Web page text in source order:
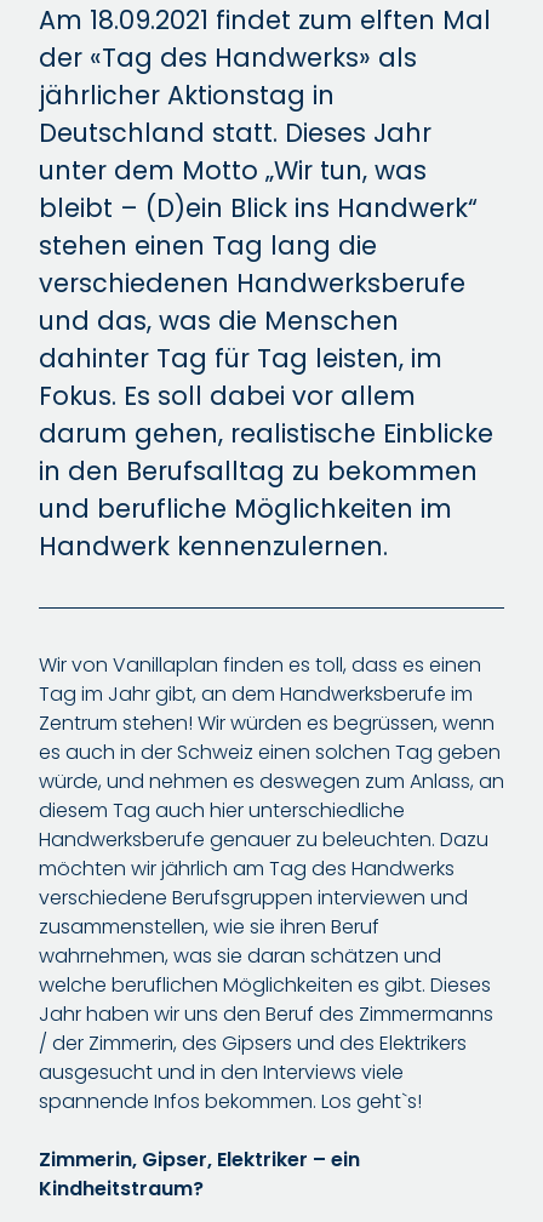
Am 18.09.2021 findet zum elften Mal
der «Tag des Handwerks» als
jährlicher Aktionstag in
Deutschland statt. Dieses Jahr
unter dem Motto „Wir tun, was
bleibt – (D)ein Blick ins Handwerk“
stehen einen Tag lang die
verschiedenen Handwerksberufe
und das, was die Menschen
dahinter Tag für Tag leisten, im
Fokus. Es soll dabei vor allem
darum gehen, realistische Einblicke
in den Berufsalltag zu bekommen
und berufliche Möglichkeiten im
Handwerk kennenzulernen.
Wir von Vanillaplan finden es toll, dass es einen
Tag im Jahr gibt, an dem Handwerksberufe im
Zentrum stehen! Wir würden es begrüssen, wenn
es auch in der Schweiz einen solchen Tag geben
würde, und nehmen es deswegen zum Anlass, an
diesem Tag auch hier unterschiedliche
Handwerksberufe genauer zu beleuchten. Dazu
möchten wir jährlich am Tag des Handwerks
verschiedene Berufsgruppen interviewen und
zusammenstellen, wie sie ihren Beruf
wahrnehmen, was sie daran schätzen und
welche beruflichen Möglichkeiten es gibt. Dieses
Jahr haben wir uns den Beruf des Zimmermanns
/ der Zimmerin, des Gipsers und des Elektrikers
ausgesucht und in den Interviews viele
spannende Infos bekommen. Los geht`s!
Zimmerin, Gipser, Elektriker – ein
Kindheitstraum?